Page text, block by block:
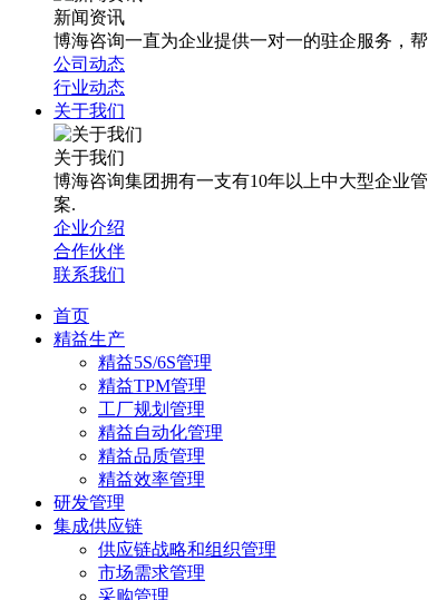
新闻资讯
博海咨询一直为企业提供一对一的驻企服务，
公司动态
行业动态
关于我们
关于我们
博海咨询集团拥有一支有10年以上中大型企业
案.
企业介绍
合作伙伴
联系我们
首页
精益生产
精益5S/6S管理
精益TPM管理
工厂规划管理
精益自动化管理
精益品质管理
精益效率管理
研发管理
集成供应链
供应链战略和组织管理
市场需求管理
采购管理